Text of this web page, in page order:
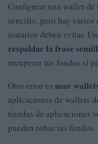
Configurar una wallet de
sencillo, pero hay varios
usuarios deben evitar.
respaldar la frase
recuperar tus fondos si
Otro error es usar
aplicaciones de wallets
tiendas de aplicaciones
pueden robar tus fondos.